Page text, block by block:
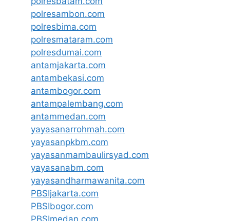
polresambon.com
polresbima.com
polresmataram.com
polresdumai.com
antamjakarta.com
antambekasi.com
antambogor.com
antampalembang.com
antammedan.com
yayasanarrohmah.com
yayasanpkbm.com
yayasanmambaulirsyad.com
yayasanabm.com
yayasandharmawanita.com
PBSIjakarta.com
PBSIbogor.com